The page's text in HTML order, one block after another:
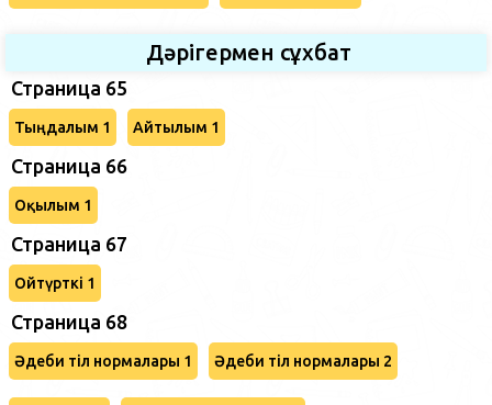
Дәрігермен сұхбат
Страница 65
Тыңдалым 1 Айтылым 1
Страница 66
Оқылым 1
Страница 67
Ойтүрткі 1
Страница 68
Әдеби тіл нормалары 1 Әдеби тіл нормалары 2